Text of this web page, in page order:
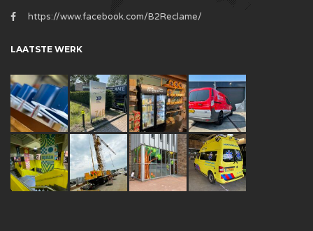
https://www.facebook.com/B2Reclame/
LAATSTE WERK